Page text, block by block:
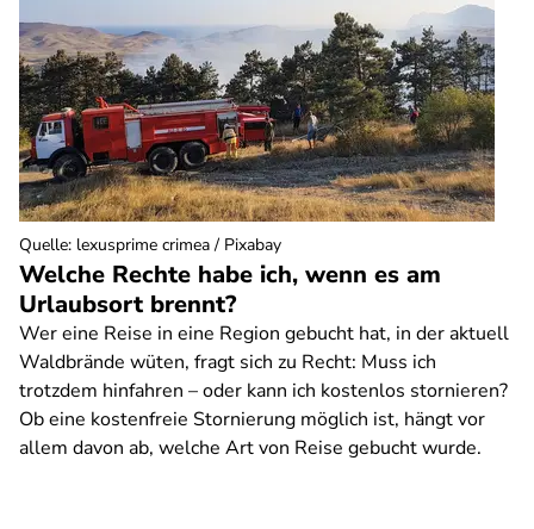
Welche Rechte habe ich, wenn es am
Urlaubsort brennt?
Wer eine Reise in eine Region gebucht hat, in der aktuell
Waldbrände wüten, fragt sich zu Recht: Muss ich
trotzdem hinfahren – oder kann ich kostenlos stornieren?
Ob eine kostenfreie Stornierung möglich ist, hängt vor
allem davon ab, welche Art von Reise gebucht wurde.
Quelle: lexusprime crimea / Pixabay